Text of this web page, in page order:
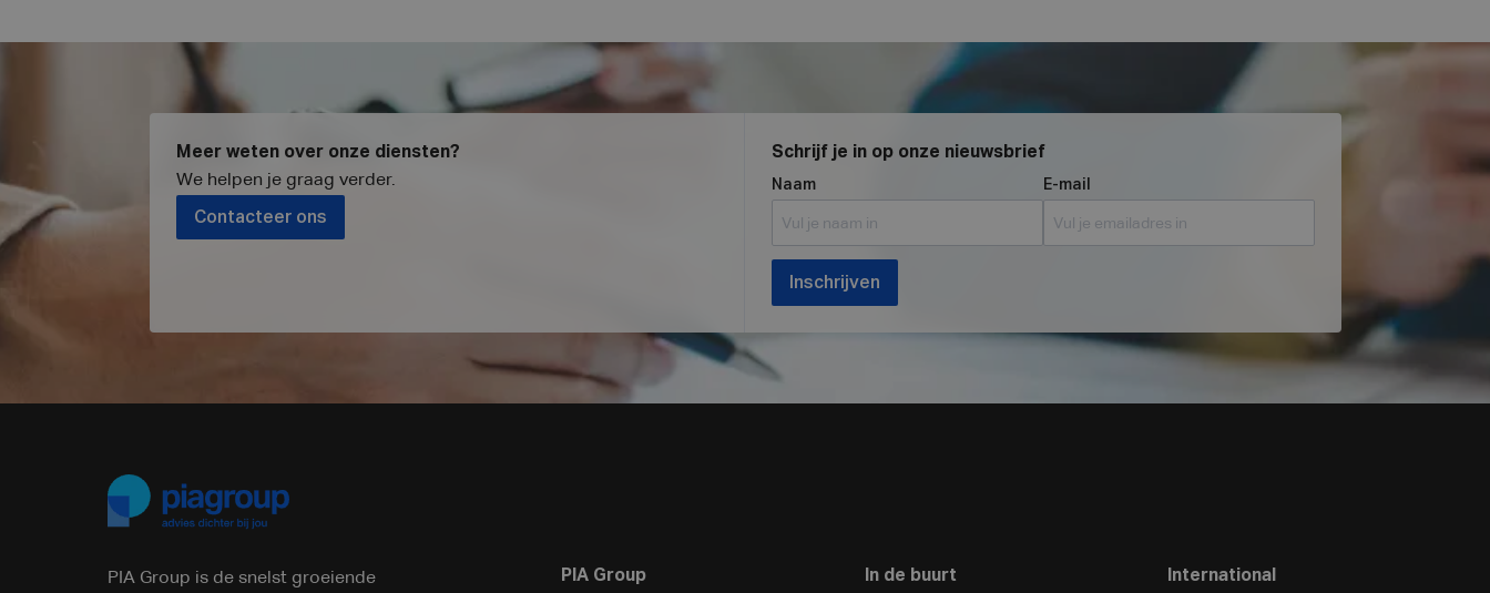
Meer weten over onze diensten?
We helpen je graag verder.
Contacteer ons
Schrijf je in op onze nieuwsbrief
Naam E-mail
Inschrijven
PIA Group is de snelst groeiende
PIA Group In de buurt International